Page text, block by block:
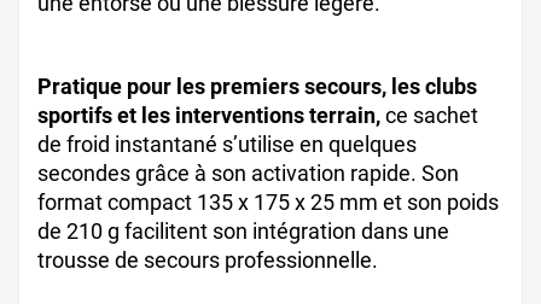
Pratique pour les premiers secours, les clubs
sportifs et les interventions terrain,ce sachet
de froid instantané s’utilise en quelques
secondes grâce à son activation rapide. Son
format compact 135 x 175 x 25 mm et son poids
de 210 g facilitent son intégration dans une
trousse de secours professionnelle.